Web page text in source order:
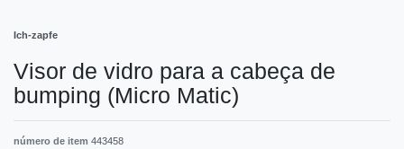
Ich-zapfe
Visor de vidro para a cabeça de
bumping (Micro Matic)
número de item 443458